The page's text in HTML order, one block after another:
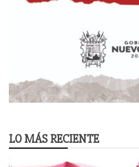
LO MÁS RECIENTE